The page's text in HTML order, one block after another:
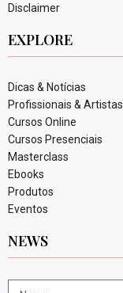
Disclaimer
EXPLORE
Dicas & Notícias
Profissionais & Artistas
Cursos Online
Cursos Presenciais
Masterclass
Ebooks
Produtos
Eventos
NEWS